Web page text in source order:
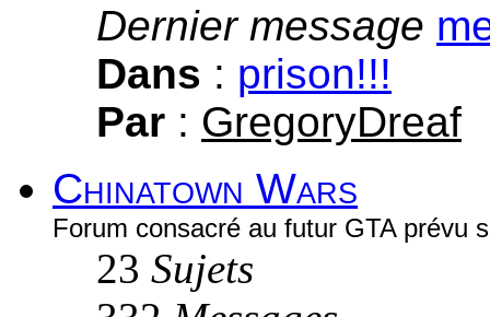
Dernier message
Dans : prison!!!
Par : GregoryDreaf
Chinatown Wars
Forum consacré au futur GTA prévu
23 Sujets